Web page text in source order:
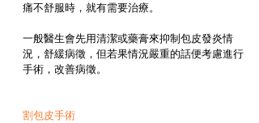
痛不舒服時，就有需要治療。
一般醫生會先用清潔或藥膏來抑制包皮發炎情
況，舒緩病徵，但若果情況嚴重的話便考慮進行
手術，改善病徵。
割包皮手術